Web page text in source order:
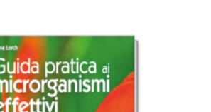
da
a
CHF 170.00